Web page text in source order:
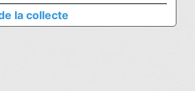
la collecte